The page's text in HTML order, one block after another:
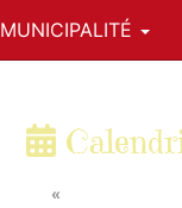
MUNICIPALITÉ
«